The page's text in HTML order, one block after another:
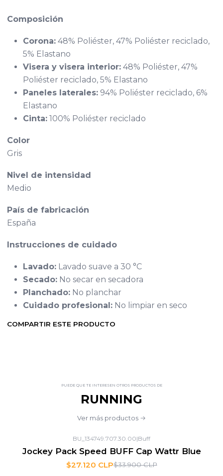
Composición
Corona:48% Poliéster, 47% Poliéster reciclado,
5% Elastano
Visera y visera interior:48% Poliéster, 47%
Poliéster reciclado, 5% Elastano
Paneles laterales:94% Poliéster reciclado, 6%
Elastano
Cinta:100% Poliéster reciclado
Color
Gris
Nivel de intensidad
Medio
País de fabricación
España
Instrucciones de cuidado
Lavado:Lavado suave a 30 °C
Secado:No secar en secadora
Planchado:No planchar
Cuidado profesional:No limpiar en seco
COMPARTIR ESTE PRODUCTO
PUEDE QUE TE INTERESEN OTROS PRODUCTOS DE
RUNNING
Ver más productos
BU_134749.707.30.00|Buff
Jockey Pack Speed BUFF Cap Wattr Blue
$27.120 CLP$33.900 CLP